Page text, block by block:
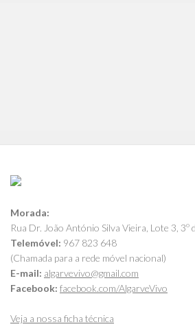
Morada:
Rua Dr. João António Silva Vieira, Lote 3,
Telemóvel: 967 823 648
(Chamada para a rede móvel nacional)
E-mail: algarvevivo@gmail.com
Facebook: facebook.com/AlgarveVivo
Veja a nossa ficha técnica